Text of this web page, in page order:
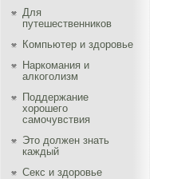
Для
путешественников
Компьютер и здоровье
Наркомания и
алкоголизм
Поддержание
хорошего
самочувствия
Это должен знать
каждый
Секс и здоровье